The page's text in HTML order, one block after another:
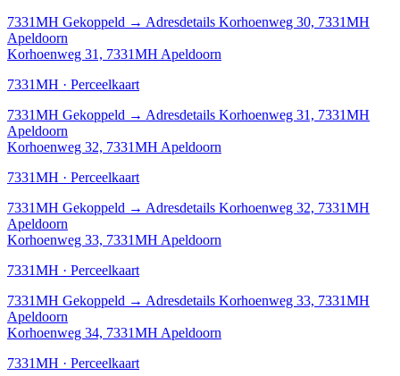
7331MH Gekoppeld → Adresdetails Korhoenweg 30, 7331MH
Apeldoorn
Korhoenweg 31, 7331MH Apeldoorn
7331MH · Perceelkaart
7331MH Gekoppeld → Adresdetails Korhoenweg 31, 7331MH
Apeldoorn
Korhoenweg 32, 7331MH Apeldoorn
7331MH · Perceelkaart
7331MH Gekoppeld → Adresdetails Korhoenweg 32, 7331MH
Apeldoorn
Korhoenweg 33, 7331MH Apeldoorn
7331MH · Perceelkaart
7331MH Gekoppeld → Adresdetails Korhoenweg 33, 7331MH
Apeldoorn
Korhoenweg 34, 7331MH Apeldoorn
7331MH · Perceelkaart